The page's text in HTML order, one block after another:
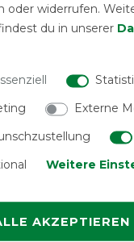
Product Rating
product experience
from 2 customer
oder widerrufen.
du in unserer
Externe
Weitere
AKZEPTIEREN